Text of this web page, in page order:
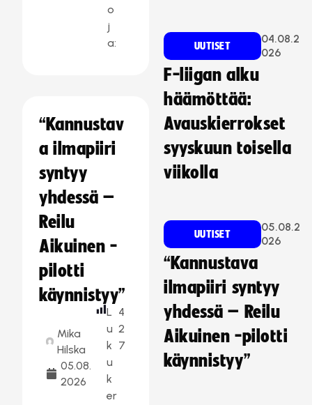
o
j
a:
“Kannustav
a ilmapiiri
syntyy
yhdessä –
Reilu
Aikuinen -
pilotti
käynnistyy”
Mika
Hilska
05.08.
2026
L
u
k
u
k
er
4
2
7
UUTISET
04.08.2
026
F-liigan alku
häämöttää:
Avauskierrokset
syyskuun toisella
viikolla
UUTISET
05.08.2
026
“Kannustava
ilmapiiri syntyy
yhdessä – Reilu
Aikuinen -pilotti
käynnistyy”